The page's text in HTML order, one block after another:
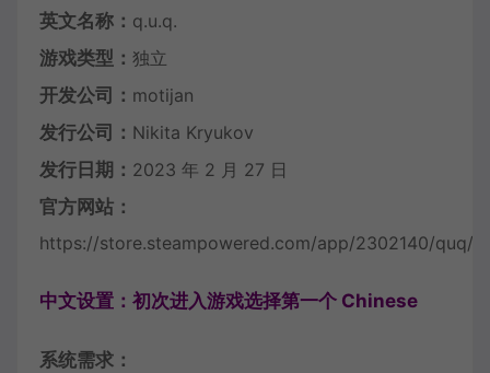
英文名称： q.u.q.
游戏类型： 独立
开发公司： motijan
发行公司： Nikita Kryukov
发行日期： 2023 年 2 月 27 日
官方网站：
https://store.steampowered.com/app/2302140/quq/
中文设置：初次进入游戏选择第一个 Chinese
系统需求：